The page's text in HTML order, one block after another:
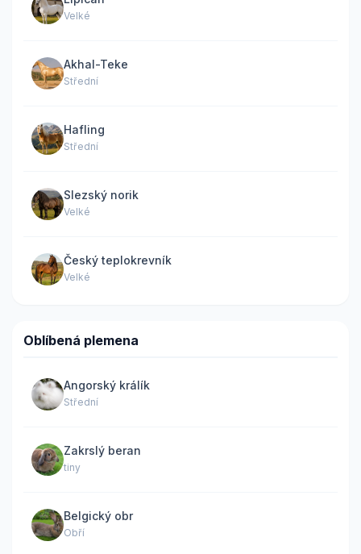
Velké
Akhal-Teke
Střední
Hafling
Střední
Slezský norik
Velké
Český teplokrevník
Velké
Oblíbená plemena
Angorský králík
Střední
Zakrslý beran
tiny
Belgický obr
Obří